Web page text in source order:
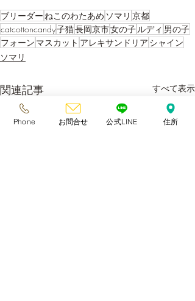
ブリーダーねこのわたあめ ソマリ 京都
catcottoncandy子猫長岡京市女の子ルディ 男の子
フォーン マスカット アレキサンドリア シャイン
ソマリ
関連記事 すべて表示
Phone お問合せ 公式LINE 住所